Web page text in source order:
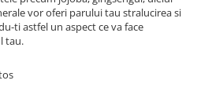
vor oferi parului tau stralucirea si
ti astfel un aspect ce va face
tau.